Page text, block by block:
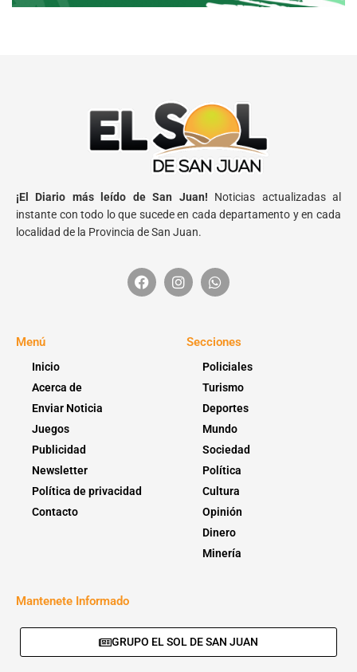
¡El Diario más leído de San Juan! Noticias actualizadas al
instante con todo lo que sucede en cada departamento y en cada
localidad de la Provincia de San Juan.
Menú
Inicio
Acerca de
Enviar Noticia
Juegos
Publicidad
Newsletter
Política de privacidad
Contacto
Secciones
Policiales
Turismo
Deportes
Mundo
Sociedad
Política
Cultura
Opinión
Dinero
Minería
Mantenete Informado
GRUPO EL SOL DE SAN JUAN